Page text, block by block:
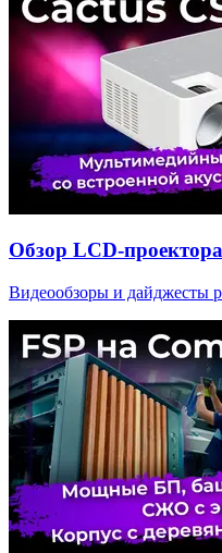
Обзор LCD-
Видеообзоры и дайджесты